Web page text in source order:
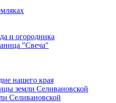
и огородника
"Свеча"
нашего края
земли Селивановской
Селивановской